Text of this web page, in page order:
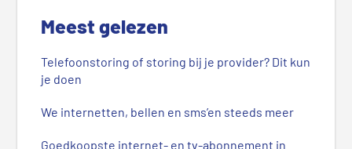
Meest gelezen
Telefoonstoring of storing bij je provider? Dit kun
je doen
We internetten, bellen en sms’en steeds meer
Goedkoopste internet- en tv-abonnement in